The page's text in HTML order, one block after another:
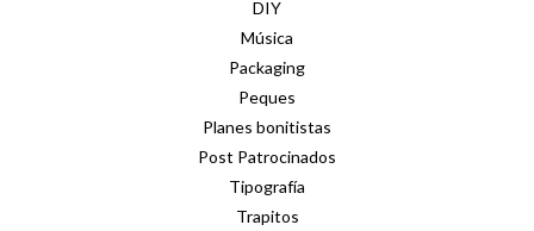
DIY
Música
Packaging
Peques
Planes bonitistas
Post Patrocinados
Tipografía
Trapitos